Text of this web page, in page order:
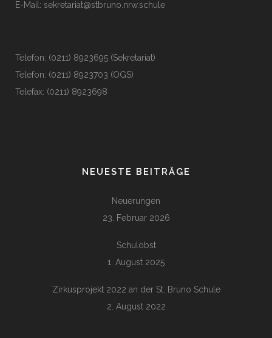
E-Mail: sekretariat@stbruno.nrw.schule
Telefon: (0211) 8923695 (Sekretariat)
Telefon: (0211) 8923703 (OGS)
Telefax: (0211) 8923698
NEUESTE BEITRÄGE
Neuerungen
23. Februar 2026
Schulobst
1. August 2025
Zirkusprojekt 2022 an der St. Bruno Schule
2. August 2022